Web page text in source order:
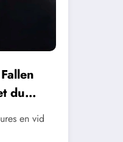
du
en vid